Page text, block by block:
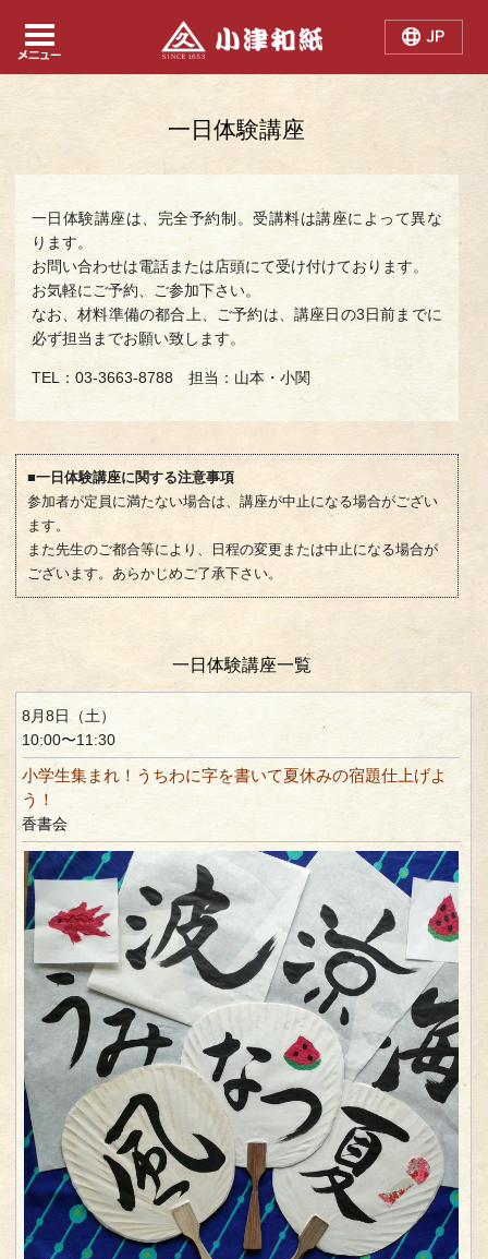
Japanese
English
Chinese
一日体験講座
一日体験講座は、完全予約制。受講料は講座によって異な
ります。
お問い合わせは電話または店頭にて受け付けております。
お気軽にご予約、ご参加下さい。
なお、材料準備の都合上、ご予約は、講座日の3日前までに
必ず担当までお願い致します。
TEL：03-3663-8788 担当：山本・小関
■一日体験講座に関する注意事項
参加者が定員に満たない場合は、講座が中止になる場合がござい
ます。
また先生のご都合等により、日程の変更または中止になる場合が
ございます。あらかじめご了承下さい。
一日体験講座一覧
8月8日（土）
10:00〜11:30
小学生集まれ！うちわに字を書いて夏休みの宿題仕上げよ
う！
香書会